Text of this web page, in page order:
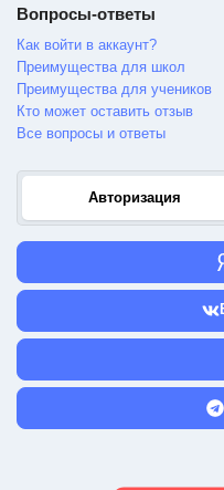
Вопросы-ответы
Как войти в аккаунт?
Преимущества для школ
Преимущества для учеников
Кто может оставить отзыв
Все вопросы и ответы
Авторизация